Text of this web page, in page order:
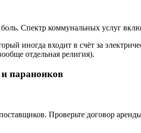
Спектр коммунальных услуг
иногда входит в счёт за
отдельная религия).
параноиков
Проверьте договор